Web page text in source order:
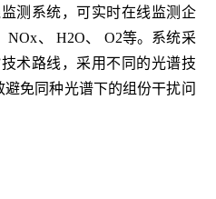
测系统，可实时在线监测企
NOx、 H2O、 O2等。系统采
术路线，采用不同的光谱技
免同种光谱下的组份干扰问